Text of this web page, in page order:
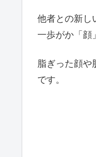
他者との新し
一歩がか「顔
脂ぎった顔や
です。